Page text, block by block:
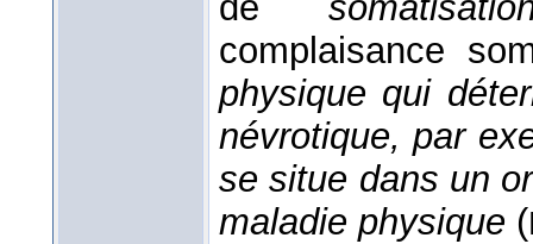
complaisance
physique qui
névrotique, par
se situe dans un
maladie physique (